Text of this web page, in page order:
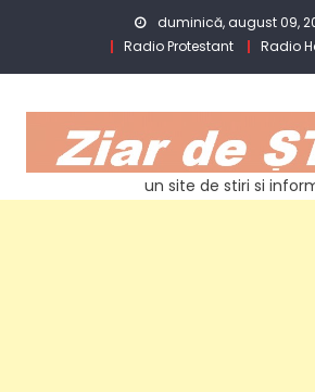
duminică, august 09,
Radio Protestant
Radio
un site de stiri si